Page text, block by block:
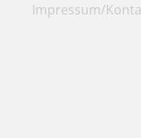
Impressum/